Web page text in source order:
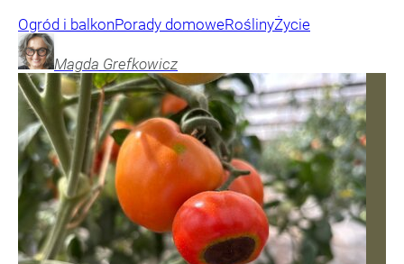
Ogród i balkonPorady domoweRoślinyŻycie
Magda Grefkowicz